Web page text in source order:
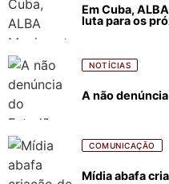
Em Cuba,
luta para os
NOTÍCIAS
A não
COMUNICAÇÃO
Mídia abafa